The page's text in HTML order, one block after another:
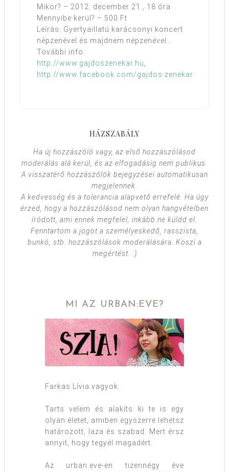
Mikor? – 2012. december 21., 18 óra
Mennyibe kerül? – 500 Ft
Leírás: Gyertyaillatú karácsonyi koncert
népzenével és majdnem népzenével…
További info:
http://www.gajdoszenekar.hu
http://www.facebook.com/gajdos.zenekar
HÁZSZABÁLY
Ha új hozzászóló vagy, az első hozzászólásod
moderálás alá kerül, és az elfogadásig nem publikus.
A visszatérő hozzászólók bejegyzései automatikusan
megjelennek.
A kedvesség és a tolerancia alapvető errefelé. Ha úgy
érzed, hogy a hozzászólásod nem olyan hangvételben
íródott, ami ennek megfelel, inkább ne küldd el.
Fenntartom a jogot a személyeskedő, rasszista,
bunkó, stb. hozzászólások moderálására. Köszi a
megértést. :)
MI AZ URBAN:EVE?
Farkas Lívia vagyok.
Tarts velem és alakíts ki te is egy
olyan életet, amiben egyszerre lehetsz
határozott, laza és szabad. Mert érsz
annyit, hogy tegyél magadért.
Az urban:eve-en tizennégy éve